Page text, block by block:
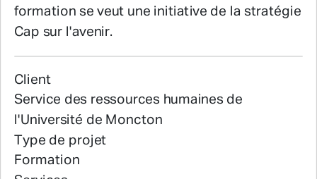
formation se veut une initiative de la stratégie
Cap sur l'avenir.
Client
Service des ressources humaines de
l'Université de Moncton
Type de projet
Formation